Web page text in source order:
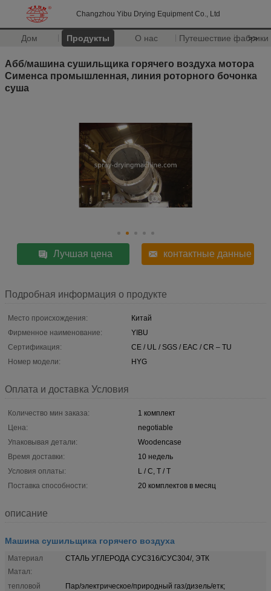
Changzhou Yibu Drying Equipment Co., Ltd
Дом Продукты О нас Путешествие фабрики
>>
Абб/машина сушильщика горячего воздуха мотора
Сименса промышленная, линия роторного бочонка
суша
Лучшая цена контактные данные
Подробная информация о продукте
Место происхождения:
Китай
Фирменное наименование:
YIBU
Сертификация:
CE / UL / SGS / EAC / CR – TU
Номер модели:
HYG
Оплата и доставка Условия
Количество мин заказа:
1 комплект
Цена:
negotiable
Упаковывая детали:
Woodencase
Время доставки:
10 недель
Условия оплаты:
L / C, T / T
Поставка способности:
20 комплектов в месяц
описание
Машина сушильщика горячего воздуха
Материал
Матал:
СТАЛЬ УГЛЕРОДА СУС316/СУС304/, ЭТК
тепловой
Пар/электрическое/природный газ/дизель/етк;